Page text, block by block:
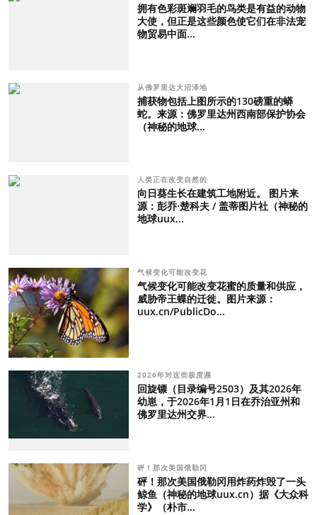
拥有色彩斑斓羽毛的鸟类是有益的动物
大使，但正是这些颜色使它们在非法宠
物贸易中面...
从佛罗里达大沼泽地
捕获物包括上图所示的130磅重的蟒
蛇。来源：佛罗里达州西南部保护协会
（神秘的地球...
人类正在改变自然的
向日葵生长在建筑工地附近。 图片来
源：彭乔·楚科夫 / 盖蒂图片社（神秘的
地球uux...
气候变化可能改变花
气候变化可能改变花蜜的质量和供应，
威胁帝王蝶的迁徙。图片来源：
uux.cn/PublicDo...
2026年对这些极度濒
回旋镖（目录编号2503）及其2026年
幼崽，于2026年1月1日在乔治亚州和
佛罗里达州交界...
砰！那次美国俄勒冈
砰！那次美国俄勒冈用炸药炸毁了一头
鲸鱼（神秘的地球uux.cn）据《大众科
学》（朴市...